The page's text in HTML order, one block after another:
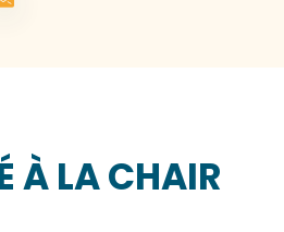
À LA CHAIR